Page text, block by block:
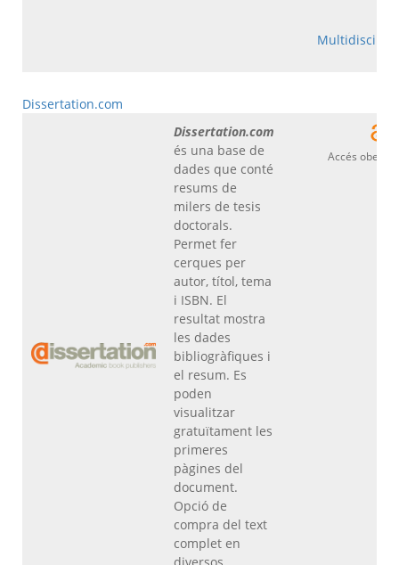
Dissertation.com
Dissertation.com
és una base de
dades que conté
resums de
milers de tesis
doctorals.
Permet fer
cerques per
autor, títol, tema
i ISBN. El
resultat mostra
les dades
bibliogràfiques i
el resum. Es
poden
visualitzar
gratuïtament les
primeres
pàgines del
document.
Opció de
compra del text
complet en
Accés obert